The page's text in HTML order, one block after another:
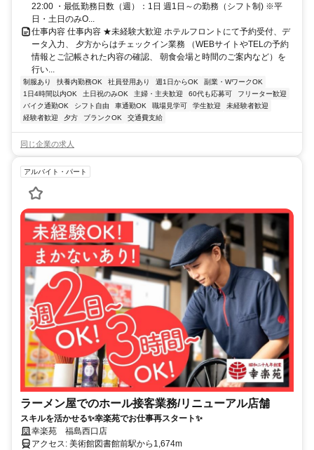
22:00 ・最低勤務日数（週）：1日 週1日～の勤務（シフト制) ※平
日・土日のみO...
仕事内容 仕事内容 ★未経験大歓迎 ホテルフロントにて予約受付、デ
ータ入力、 夕方からはチェックイン業務 （WEBサイトやTELの予約
情報とご記帳された内容の確認、 朝食会場と時間のご案内など）を
行い...
制服あり 扶養内勤務OK 社員登用あり 週1日からOK
副業・WワークOK
1日4時間以内OK
土日祝のみOK 主婦・主夫歓迎 60代も応募可
フリーター歓迎
バイク通勤OK
シフト自由 車通勤OK 職場見学可 学生歓迎
未経験者歓迎
経験者歓迎
夕方 ブランクOK 交通費支給
同じ企業の求人
アルバイト・パート
ラーメン屋でのホール接客業務/リニューアル店舗
スキルを活かせる✨幸楽苑でお仕事再スタート✨
幸楽苑 福島西口店
アクセス: 美術館図書館前駅から1,674m